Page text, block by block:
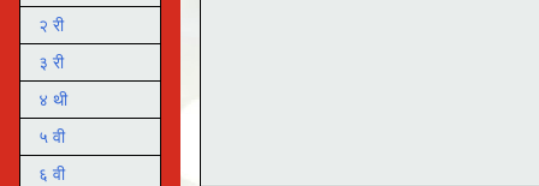
२ री
३ री
४ थी
५ वी
६ वी